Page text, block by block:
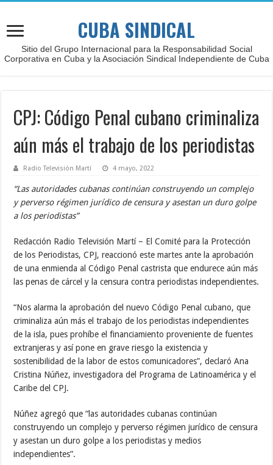
CUBA SINDICAL
Sitio del Grupo Internacional para la Responsabilidad Social
Corporativa en Cuba y la Asociación Sindical Independiente de Cuba
CPJ: Código Penal cubano criminaliza
aún más el trabajo de los periodistas
Radio Televisión Martí 4 mayo, 2022
“Las autoridades cubanas continúan construyendo un complejo
y perverso régimen jurídico de censura y asestan un duro golpe
a los periodistas”
Redacción Radio Televisión Martí – El Comité para la Protección
de los Periodistas, CPJ, reaccionó este martes ante la aprobación
de una enmienda al Código Penal castrista que endurece aún más
las penas de cárcel y la censura contra periodistas independientes.
“Nos alarma la aprobación del nuevo Código Penal cubano, que
criminaliza aún más el trabajo de los periodistas independientes
de la isla, pues prohíbe el financiamiento proveniente de fuentes
extranjeras y así pone en grave riesgo la existencia y
sostenibilidad de la labor de estos comunicadores”, declaró Ana
Cristina Núñez, investigadora del Programa de Latinoamérica y el
Caribe del CPJ.
Núñez agregó que “las autoridades cubanas continúan
construyendo un complejo y perverso régimen jurídico de censura
y asestan un duro golpe a los periodistas y medios
independientes”.